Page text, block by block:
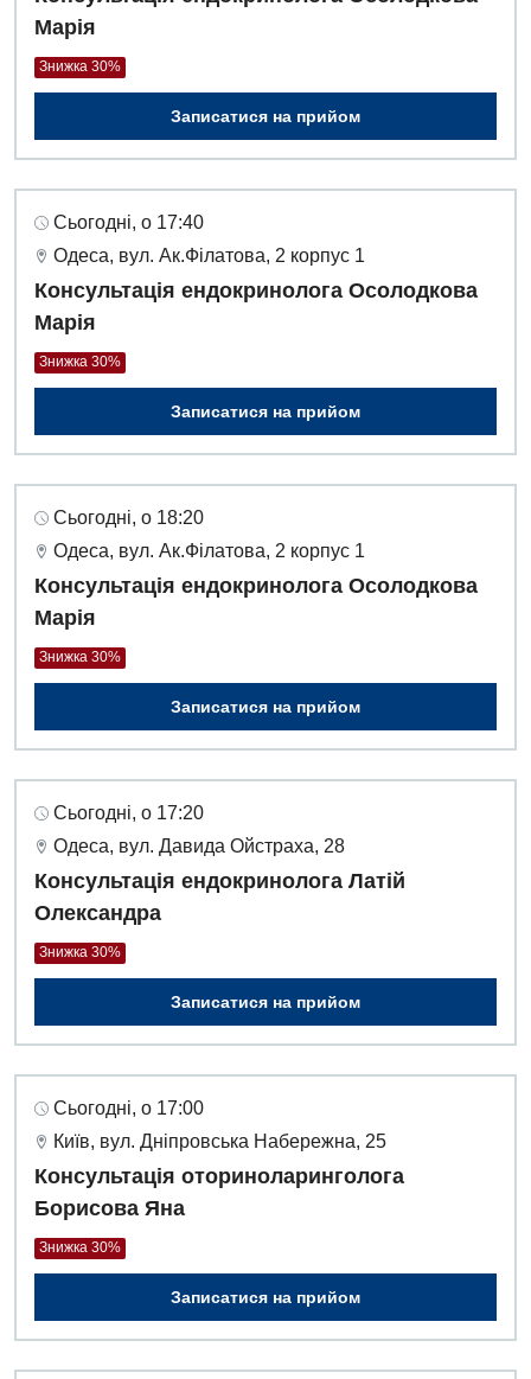
Марія
Знижка 30%
Записатися на прийом
Сьогодні, о 17:40
Одеса, вул. Ак.Філатова, 2 корпус 1
Консультація ендокринолога Осолодкова
Марія
Знижка 30%
Записатися на прийом
Сьогодні, о 18:20
Одеса, вул. Ак.Філатова, 2 корпус 1
Консультація ендокринолога Осолодкова
Марія
Знижка 30%
Записатися на прийом
Сьогодні, о 17:20
Одеса, вул. Давида Ойстраха, 28
Консультація ендокринолога Латій
Олександра
Знижка 30%
Записатися на прийом
Сьогодні, о 17:00
Київ, вул. Дніпровська Набережна, 25
Консультація оториноларинголога
Борисова Яна
Знижка 30%
Записатися на прийом